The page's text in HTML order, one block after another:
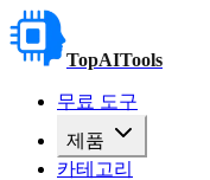
TopAITools
무료 도구
제품
카테고리